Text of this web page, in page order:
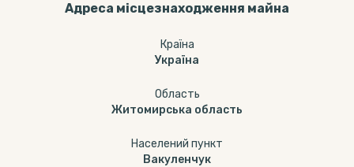
Адреса місцезнаходження майна
Країна
Україна
Область
Житомирська область
Населений пункт
Вакуленчук